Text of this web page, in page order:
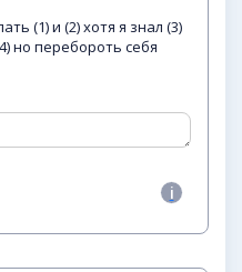
(1) и (2) хотя я знал (3)
но перебороть себя